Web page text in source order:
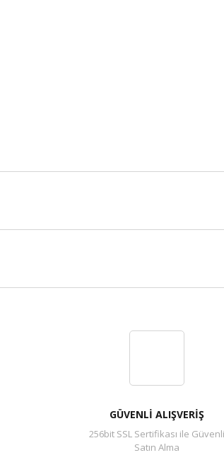
GÜVENLİ ALIŞVERİŞ
256bit SSL Sertifikası ile Güvenli
Satın Alma